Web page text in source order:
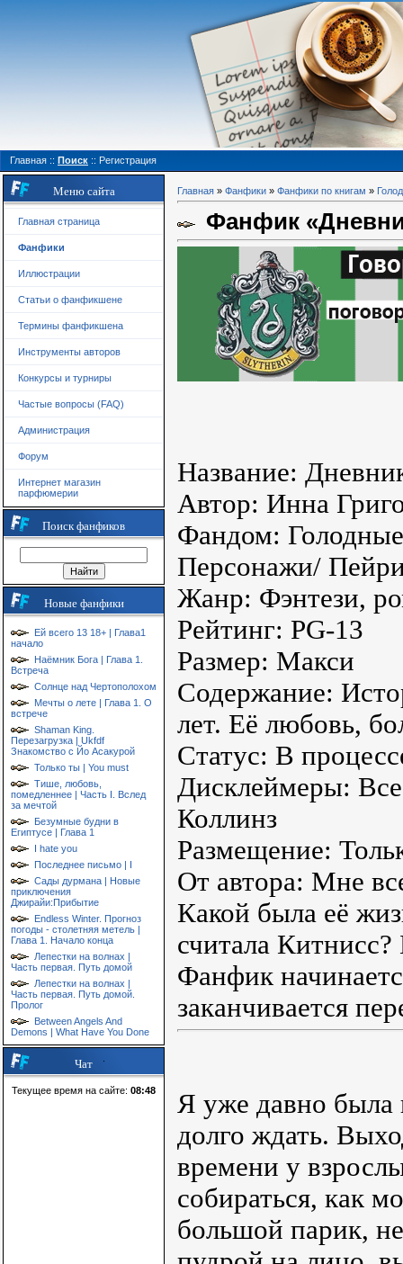
Главная :: Поиск :: Регистрация
Меню сайта
Главная страница
Фанфики
Иллюстрации
Статьи о фанфикшене
Термины фанфикшена
Инструменты авторов
Конкурсы и турниры
Частые вопросы (FAQ)
Администрация
Форум
Интернет магазин
парфюмерии
Поиск фанфиков
Новые фанфики
Ей всего 13 18+ | Глава1
начало
Наёмник Бога | Глава 1.
Встреча
Солнце над Чертополохом
Мечты о лете | Глава 1. О
встрече
Shaman King.
Перезагрузка | Ukfdf
Знакомство с Йо Асакурой
Только ты | You must
Тише, любовь,
помедленнее | Часть I. Вслед
за мечтой
Безумные будни в
Египтусе | Глава 1
I hate you
Последнее письмо | I
Сады дурмана | Новые
приключения
Джирайи:Прибытие
Endless Winter. Прогноз
погоды - столетняя метель |
Глава 1. Начало конца
Лепестки на волнах |
Часть первая. Путь домой
Лепестки на волнах |
Часть первая. Путь домой.
Пролог
Between Angels And
Demons | What Have You Done
Чат
Текущее время на сайте: 08:48
Главная » Фанфики » Фанфики по книгам »
Фанфик
Название:
Автор: Инна
Фандом:
Персонажи/
Жанр: Фэнтези,
Рейтинг: PG-13
Размер: Макси
Содержание:
лет. Её любовь,
Статус: В
Дисклеймеры:
Коллинз
Размещение:
От автора: Мне
Какой была её
считала
Фанфик
заканчивается
Я уже давно была
долго ждать.
времени у
собираться, как
большой парик,